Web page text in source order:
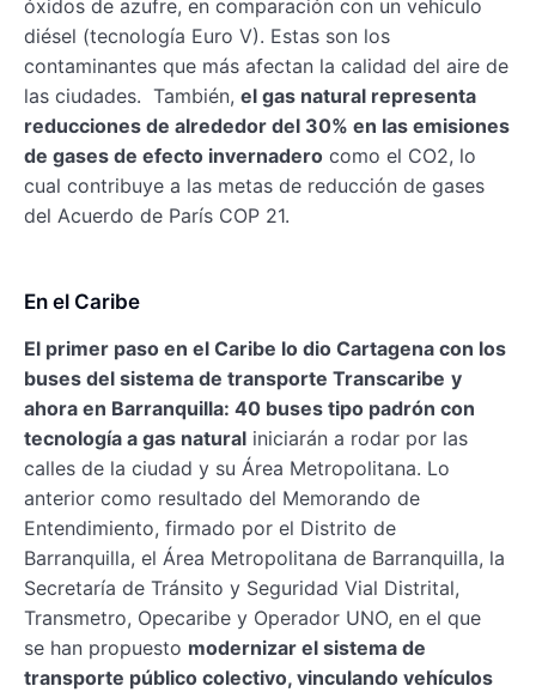
óxidos de azufre, en comparación con un vehículo
diésel (tecnología Euro V). Estas son los
contaminantes que más afectan la calidad del aire de
las ciudades. También, el gas natural representa
reducciones de alrededor del 30% en las emisiones
de gases de efecto invernadero como el CO2, lo
cual contribuye a las metas de reducción de gases
del Acuerdo de París COP 21.
En el Caribe
El primer paso en el Caribe lo dio Cartagena con los
buses del sistema de transporte Transcaribe y
ahora en Barranquilla: 40 buses tipo padrón con
tecnología a gas natural iniciarán a rodar por las
calles de la ciudad y su Área Metropolitana. Lo
anterior como resultado del Memorando de
Entendimiento, firmado por el Distrito de
Barranquilla, el Área Metropolitana de Barranquilla, la
Secretaría de Tránsito y Seguridad Vial Distrital,
Transmetro, Opecaribe y Operador UNO, en el que
se han propuesto modernizar el sistema de
transporte público colectivo, vinculando vehículos